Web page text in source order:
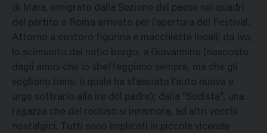
di Mara, emigrato dalla Sezione del paese nei quadri
del partito a Roma arrivato per l'apertura del Festival.
Attorno a costoro figurine e macchiette locali; da Ivo,
lo scimunito del natìo borgo, a Giovannino (nascosto
dagli amici che lo sbeffeggiano sempre, ma che gli
vogliono bene, il quale ha sfasciato l'auto nuova e
urge sottrarlo alle ire del padre); dalla "Sudista", una
ragazza che del recluso si innamora, ad altri vecchi
nostalgici. Tutti sono implicati in piccole vicende